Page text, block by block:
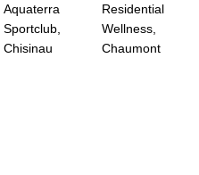
Aquaterra
Sportclub,
Chisinau
Residential
Wellness,
Chaumont